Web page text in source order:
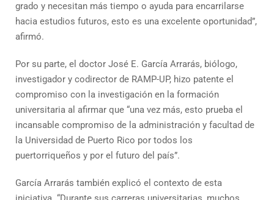
grado y necesitan más tiempo o ayuda para encarrilarse
hacia estudios futuros, esto es una excelente oportunidad”,
afirmó.
Por su parte, el doctor José E. García Arrarás, biólogo,
investigador y codirector de RAMP-UP, hizo patente el
compromiso con la investigación en la formación
universitaria al afirmar que “una vez más, esto prueba el
incansable compromiso de la administración y facultad de
la Universidad de Puerto Rico por todos los
puertorriqueños y por el futuro del país”.
García Arrarás también explicó el contexto de esta